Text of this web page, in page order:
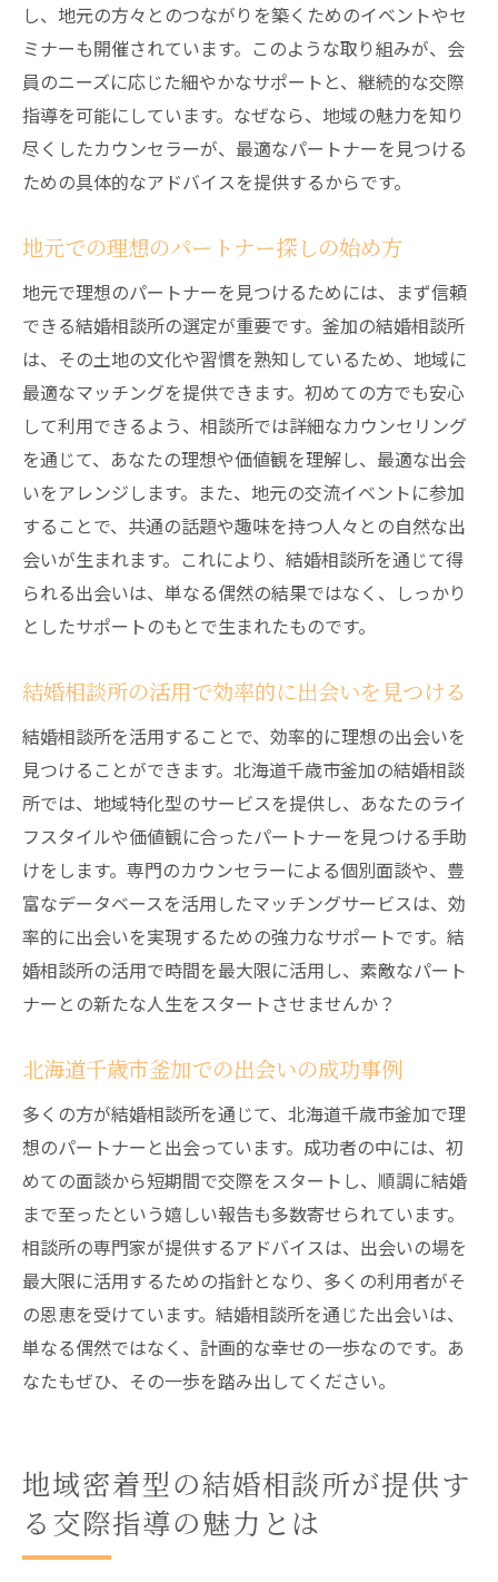
パートナーとの信頼関係を築くための基礎
相談所の指導を活用したパートナーシップ
強化
長続きする関係を築くための心がけ
相談所のサポートと共に成長するパートナ
新たな一歩を踏み出すための結婚相談所の活用
第一歩を踏み出すための心構え
相談所の活用法を最大限に引き出す
結婚相談所で始める新しい出会いの旅
未来を見据えた具体的な行動計画
相談所のプロと共に歩む新たな人生のステ
ージ
交際指導を通じて得る新たな可能性
結婚相談所が真剣な交際を求めるあなたにとっ
ての心強いパートナー
誠実な出会いをサポートするプロフェッシ
ョナル
あなたの理想を現実にするための伴走者
信頼できる相談所の選び方
真剣な交際を実現するためのアドバイス
あなたの交際を成功に導く相談所の役割
北海道千歳市釜加の結婚相談所で理想のパート
ナーを見つける秘訣
理想のパートナーを引き寄せるポイント
結婚相談所での出会いを楽しむ方法
相談所のネットワークを活用した出会い戦
略
長続きする関係を築くためのアプローチ
理想のパートナーを見つけるための心構え
し、地元の方々とのつながりを築くためのイベントやセ
ミナーも開催されています。このような取り組みが、会
員のニーズに応じた細やかなサポートと、継続的な交際
指導を可能にしています。なぜなら、地域の魅力を知り
尽くしたカウンセラーが、最適なパートナーを見つける
ための具体的なアドバイスを提供するからです。
地元での理想のパートナー探しの始め方
地元で理想のパートナーを見つけるためには、まず信頼
できる結婚相談所の選定が重要です。釜加の結婚相談所
は、その土地の文化や習慣を熟知しているため、地域に
最適なマッチングを提供できます。初めての方でも安心
して利用できるよう、相談所では詳細なカウンセリング
を通じて、あなたの理想や価値観を理解し、最適な出会
いをアレンジします。また、地元の交流イベントに参加
することで、共通の話題や趣味を持つ人々との自然な出
会いが生まれます。これにより、結婚相談所を通じて得
られる出会いは、単なる偶然の結果ではなく、しっかり
としたサポートのもとで生まれたものです。
結婚相談所の活用で効率的に出会いを見つける
結婚相談所を活用することで、効率的に理想の出会いを
見つけることができます。北海道千歳市釜加の結婚相談
所では、地域特化型のサービスを提供し、あなたのライ
フスタイルや価値観に合ったパートナーを見つける手助
けをします。専門のカウンセラーによる個別面談や、豊
富なデータベースを活用したマッチングサービスは、効
率的に出会いを実現するための強力なサポートです。結
婚相談所の活用で時間を最大限に活用し、素敵なパート
ナーとの新たな人生をスタートさせませんか？
北海道千歳市釜加での出会いの成功事例
多くの方が結婚相談所を通じて、北海道千歳市釜加で理
想のパートナーと出会っています。成功者の中には、初
めての面談から短期間で交際をスタートし、順調に結婚
まで至ったという嬉しい報告も多数寄せられています。
相談所の専門家が提供するアドバイスは、出会いの場を
最大限に活用するための指針となり、多くの利用者がそ
の恩恵を受けています。結婚相談所を通じた出会いは、
単なる偶然ではなく、計画的な幸せの一歩なのです。あ
なたもぜひ、その一歩を踏み出してください。
地域密着型の結婚相談所が提供す
る交際指導の魅力とは